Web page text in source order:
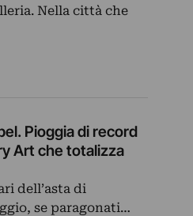
Nella città che
Pioggia di record
Art che totalizza
dell’asta di
se paragonati…